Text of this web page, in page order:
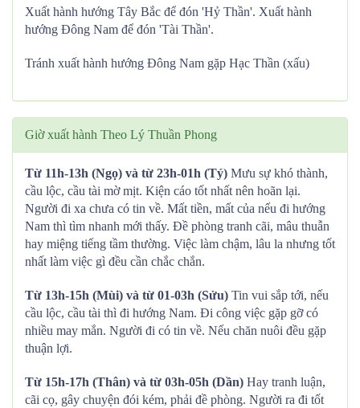
Xuất hành hướng Tây Bắc để đón 'Hỷ Thần'. Xuất hành
hướng Đông Nam để đón 'Tài Thần'.
Tránh xuất hành hướng Đông Nam gặp Hạc Thần (xấu)
Giờ xuất hành Theo Lý Thuần Phong
Từ 11h-13h (Ngọ) và từ 23h-01h (Tý) Mưu sự khó thành,
cầu lộc, cầu tài mờ mịt. Kiện cáo tốt nhất nên hoãn lại.
Người đi xa chưa có tin về. Mất tiền, mất của nếu đi hướng
Nam thì tìm nhanh mới thấy. Đề phòng tranh cãi, mâu thuẫn
hay miệng tiếng tầm thường. Việc làm chậm, lâu la nhưng tốt
nhất làm việc gì đều cần chắc chắn.
Từ 13h-15h (Mùi) và từ 01-03h (Sửu) Tin vui sắp tới, nếu
cầu lộc, cầu tài thì đi hướng Nam. Đi công việc gặp gỡ có
nhiều may mắn. Người đi có tin về. Nếu chăn nuôi đều gặp
thuận lợi.
Từ 15h-17h (Thân) và từ 03h-05h (Dần) Hay tranh luận,
cãi cọ, gây chuyện đói kém, phải đề phòng. Người ra đi tốt